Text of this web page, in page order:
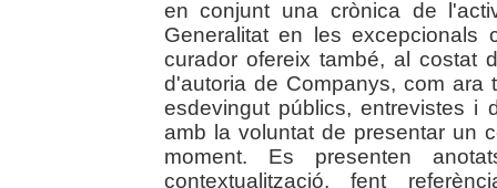
en conjunt una crònica de
Generalitat en les excepcionals
curador ofereix també, al costat
d'autoria de Companys, com ara
esdevingut públics, entrevistes i
amb la voluntat de presentar un
moment. Es presenten
contextualització, fent